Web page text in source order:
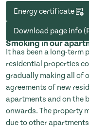
Energy certificate
Download page info
Smoking in our
It has been a long-term
residential properties
gradually making all of
agreements of new
apartments and on the
onwards. The property
due to other